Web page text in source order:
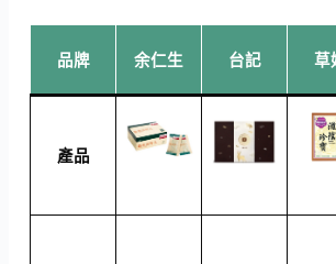
品牌 余仁生 台記 草
產品